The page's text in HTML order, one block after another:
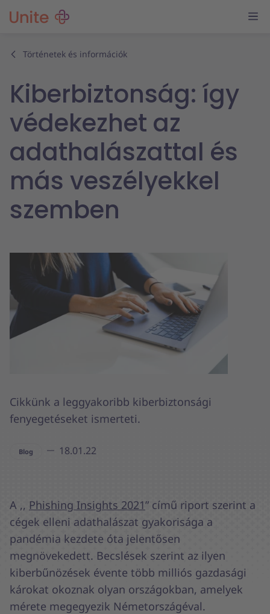
Történetek és információk
Kiberbiztonság: így
védekezhet az
adathalászattal és
más veszélyekkel
szemben
Cikkünk a leggyakoribb kiberbiztonsági
fenyegetéseket ismerteti.
Blog 18.01.22
A ,, Phishing Insights 2021” című riport szerint a
cégek elleni adathalászat gyakorisága a
pandémia kezdete óta jelentősen
megnövekedett. Becslések szerint az ilyen
kiberbűnözések évente több milliós gazdasági
károkat okoznak olyan országokban, amelyek
mérete megegyezik Németországéval.